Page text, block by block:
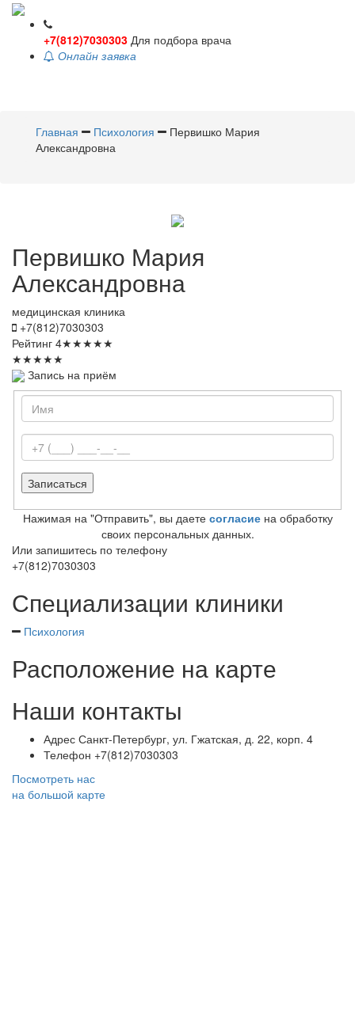
+7(812)7030303 Для подбора врача
Онлайн заявка
Главная
Психология
Первишко Мария
Александровна
Первишко Мария
Александровна
медицинская клиника
+7(812)7030303
Рейтинг 4★★★★★
★★★★★
Запись на приём
Нажимая на "Отправить", вы даете согласиена обработку
своих персональных данных.
Или запишитесь по телефону
+7(812)7030303
Специализации клиники
Психология
Расположение на карте
Наши контакты
Адрес Санкт-Петербург, ул. Гжатская, д. 22, корп. 4
Телефон +7(812)7030303
Посмотреть нас
на большой карте